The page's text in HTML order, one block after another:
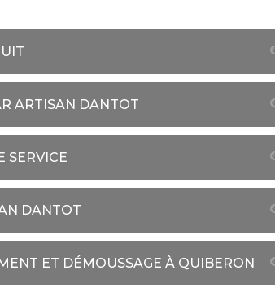
ARTISAN DANTOT
SERVICE
DANTOT
ET DÉMOUSSAGE À QUIBERON